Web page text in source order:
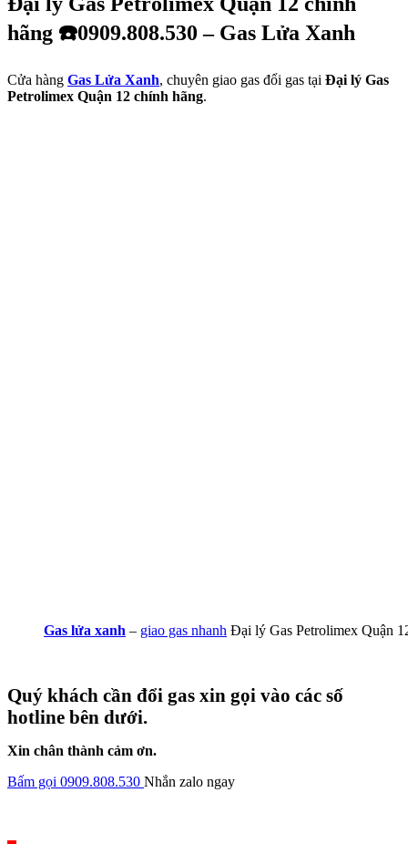
hãng ☎️0909.808.530 – Gas Lửa Xanh
Cửa hàng Gas Lửa Xanh, chuyên giao gas đổi gas tại Đại lý Gas
Petrolimex Quận 12 chính hãng.
Gas lửa xanh – giao gas nhanh Đại lý Gas Petrolimex Quận
Quý khách cần đổi gas xin gọi vào các số
hotline bên dưới.
Xin chân thành cảm ơn.
Bấm gọi 0909.808.530 Nhắn zalo ngay